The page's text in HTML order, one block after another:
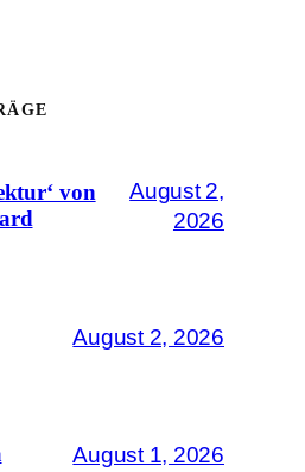
von
August 2,
2026
August 2, 2026
August 1, 2026